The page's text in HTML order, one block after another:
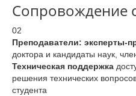
Сопровождение
02
Преподаватели: эксперты-
доктора и кандидаты наук,
Техническая поддержка
решения технических
студента